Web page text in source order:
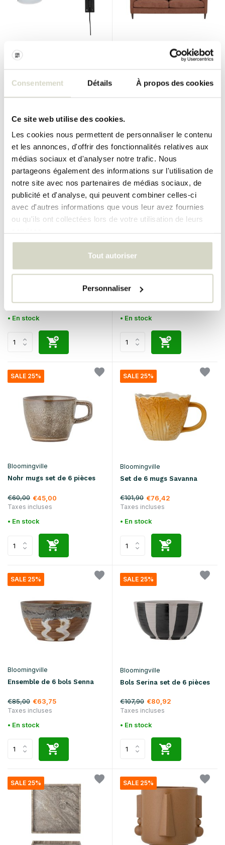
Consentement Détails À propos des cookies
Ce site web utilise des cookies.
Les cookies nous permettent de personnaliser le contenu
et les annonces, d'offrir des fonctionnalités relatives aux
médias sociaux et d'analyser notre trafic. Nous
partageons également des informations sur l'utilisation de
notre site avec nos partenaires de médias sociaux, de
publicité et d'analyse, qui peuvent combiner celles-ci
avec d'autres informations que vous leur avez fournies
ou qu'ils ont collectées lors de votre utilisation de leurs
Tout autoriser
Personnaliser
Bloomingville
€145,00 €108,75 €1.500,00 €600,00
Taxes incluses
• En stock
Bloomingville
de 6 pièces
€120,00
Taxes incluses
• En stock
SALE 25%
Bloomingville
Nohr mugs set de 6 pièces
€60,00 €45,00
Taxes incluses
• En stock
SALE 25%
Bloomingville
Set de 6 mugs Savanna
€101,90 €76,42
Taxes incluses
• En stock
SALE 25%
Bloomingville
Ensemble de 6 bols Senna
€85,00 €63,75
Taxes incluses
• En stock
SALE 25%
Bloomingville
Bols Serina set de 6 pièces
€107,90 €80,92
Taxes incluses
• En stock
SALE 25% SALE 25%